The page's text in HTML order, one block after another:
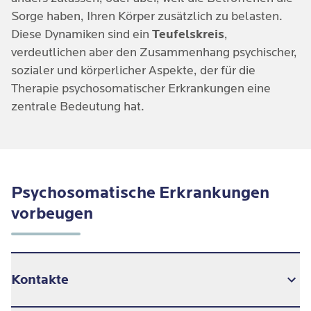
Sorge haben, Ihren Körper zusätzlich zu belasten.
Diese Dynamiken sind ein Teufelskreis,
verdeutlichen aber den Zusammenhang psychischer,
sozialer und körperlicher Aspekte, der für die
Therapie psychosomatischer Erkrankungen eine
zentrale Bedeutung hat.
Psychosomatische Erkrankungen
vorbeugen
Kontakte